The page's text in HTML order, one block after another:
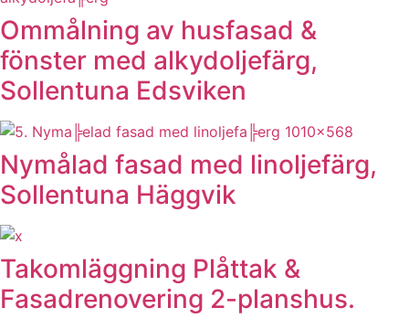
Ommålning av husfasad &
fönster med alkydoljefärg,
Sollentuna Edsviken
Nymålad fasad med linoljefärg,
Sollentuna Häggvik
Takomläggning Plåttak &
Fasadrenovering 2-planshus.